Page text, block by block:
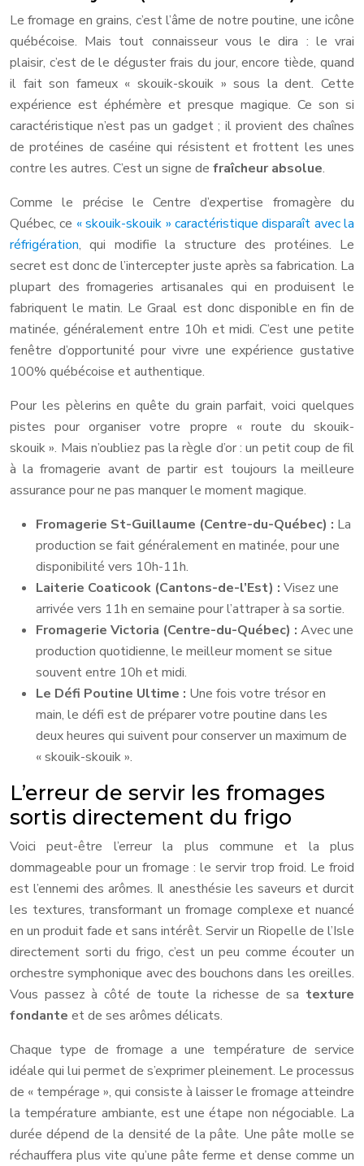
Le fromage en grains, c’est l’âme de notre poutine, une icône
québécoise. Mais tout connaisseur vous le dira : le vrai
plaisir, c’est de le déguster frais du jour, encore tiède, quand
il fait son fameux « skouik-skouik » sous la dent. Cette
expérience est éphémère et presque magique. Ce son si
caractéristique n’est pas un gadget ; il provient des chaînes
de protéines de caséine qui résistent et frottent les unes
contre les autres. C’est un signe de fraîcheur absolue.
Comme le précise le Centre d’expertise fromagère du
Québec, ce « skouik-skouik » caractéristique disparaît avec la
réfrigération, qui modifie la structure des protéines. Le
secret est donc de l’intercepter juste après sa fabrication. La
plupart des fromageries artisanales qui en produisent le
fabriquent le matin. Le Graal est donc disponible en fin de
matinée, généralement entre 10h et midi. C’est une petite
fenêtre d’opportunité pour vivre une expérience gustative
100% québécoise et authentique.
Pour les pèlerins en quête du grain parfait, voici quelques
pistes pour organiser votre propre « route du skouik-
skouik ». Mais n’oubliez pas la règle d’or : un petit coup de fil
à la fromagerie avant de partir est toujours la meilleure
assurance pour ne pas manquer le moment magique.
Fromagerie St-Guillaume (Centre-du-Québec) : La
production se fait généralement en matinée, pour une
disponibilité vers 10h-11h.
Laiterie Coaticook (Cantons-de-l’Est) : Visez une
arrivée vers 11h en semaine pour l’attraper à sa sortie.
Fromagerie Victoria (Centre-du-Québec) : Avec une
production quotidienne, le meilleur moment se situe
souvent entre 10h et midi.
Le Défi Poutine Ultime : Une fois votre trésor en
main, le défi est de préparer votre poutine dans les
deux heures qui suivent pour conserver un maximum de
« skouik-skouik ».
L’erreur de servir les fromages
sortis directement du frigo
Voici peut-être l’erreur la plus commune et la plus
dommageable pour un fromage : le servir trop froid. Le froid
est l’ennemi des arômes. Il anesthésie les saveurs et durcit
les textures, transformant un fromage complexe et nuancé
en un produit fade et sans intérêt. Servir un Riopelle de l’Isle
directement sorti du frigo, c’est un peu comme écouter un
orchestre symphonique avec des bouchons dans les oreilles.
Vous passez à côté de toute la richesse de sa texture
fondante et de ses arômes délicats.
Chaque type de fromage a une température de service
idéale qui lui permet de s’exprimer pleinement. Le processus
de « tempérage », qui consiste à laisser le fromage atteindre
la température ambiante, est une étape non négociable. La
durée dépend de la densité de la pâte. Une pâte molle se
réchauffera plus vite qu’une pâte ferme et dense comme un